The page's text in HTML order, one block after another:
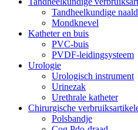
Tandheelkundige naald
Mondknevel
Katheter en buis
PVC-buis
PVDF-leidingsysteem
Urologie
Urologisch instrument
Urinezak
Urethrale katheter
Chirurgische
Polsbandje